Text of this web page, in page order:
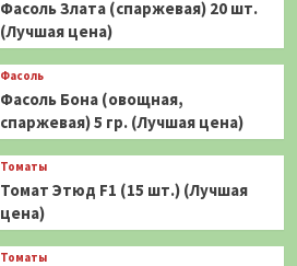
Фасоль Злата (спаржевая) 20 шт.
(Лучшая цена)
Фасоль
Фасоль Бона (овощная,
спаржевая) 5 гр. (Лучшая цена)
Томаты
Томат Этюд F1 (15 шт.) (Лучшая
цена)
Томаты